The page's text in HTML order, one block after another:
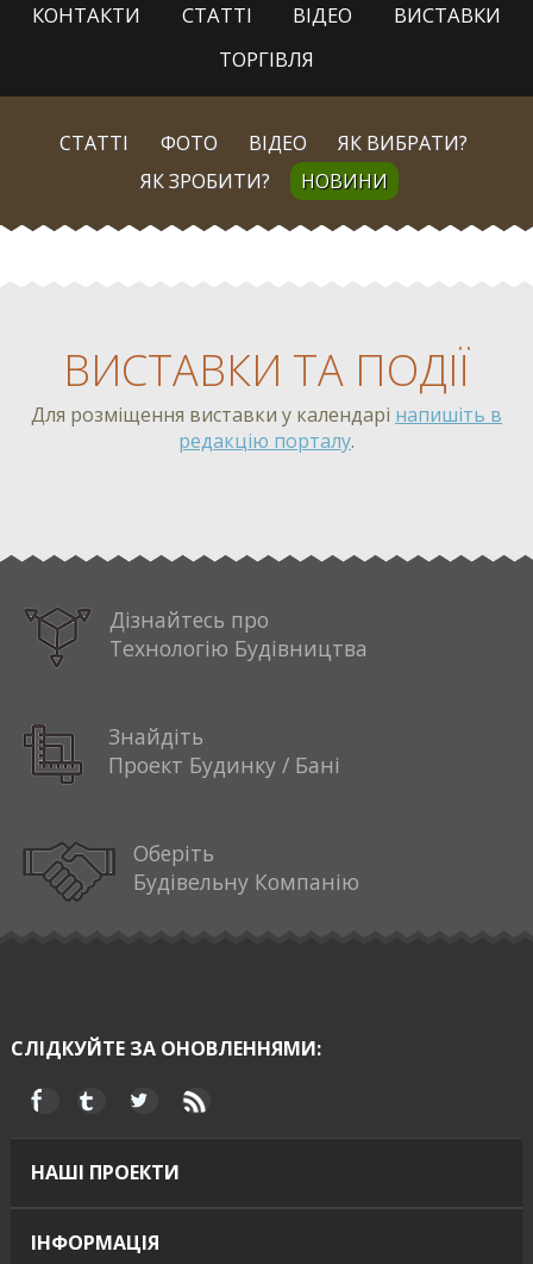
КОНТАКТИ
СТАТТІ ВІДЕО
ВИСТАВКИ
ТОРГІВЛЯ
СТАТТІ ФОТО ВІДЕО
ЯК ВИБРАТИ?
ЯК ЗРОБИТИ?
НОВИНИ
ВИСТАВКИ ТА ПОДІЇ
Для розміщення виставки у календарі напишіть в
редакцію порталу.
Дізнайтесь про
Технологію Будівництва
Знайдіть
Проект Будинку / Бані
Оберіть
Будівельну Компанію
СЛІДКУЙТЕ ЗА ОНОВЛЕННЯМИ:
НАШІ ПРОЕКТИ
ІНФОРМАЦІЯ